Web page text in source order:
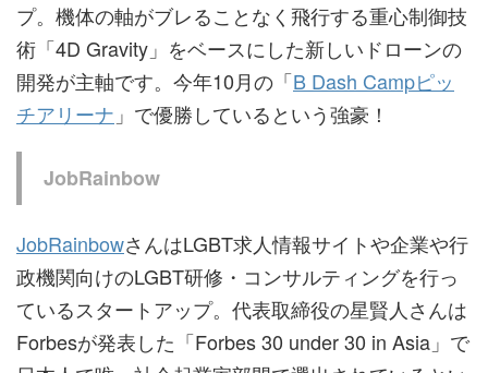
プ。機体の軸がブレることなく飛行する重心制御技
術「4D Gravity」をベースにした新しいドローンの
開発が主軸です。今年10月の「B Dash Campピッ
チアリーナ 」で優勝しているという強豪！
JobRainbow
JobRainbowさんはLGBT求人情報サイトや企業や行
政機関向けのLGBT研修・コンサルティングを行っ
ているスタートアップ。代表取締役の星賢人さんは
Forbesが発表した「Forbes 30 under 30 in Asia」で